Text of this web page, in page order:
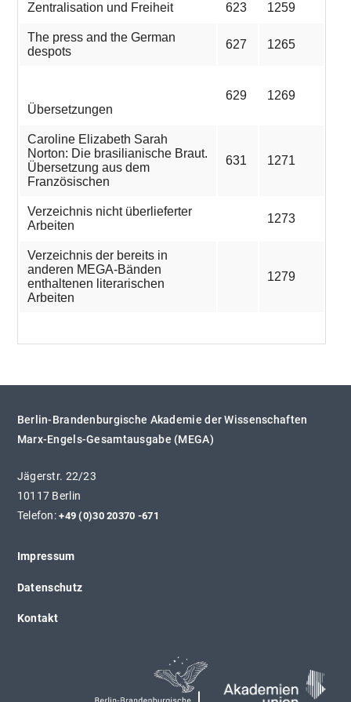
Zentralisation und Freiheit 623 1259
The press and the German
despots
627 1265
Übersetzungen
629 1269
Caroline Elizabeth Sarah
Norton: Die brasilianische Braut.
Übersetzung aus dem
Französischen
631 1271
Verzeichnis nicht überlieferter
Arbeiten
1273
Verzeichnis der bereits in
anderen MEGA-Bänden
enthaltenen literarischen
Arbeiten
1279
Berlin-Brandenburgische Akademie der Wissenschaften
Marx-Engels-Gesamtausgabe (MEGA)
Jägerstr. 22/23
10117 Berlin
Telefon:+49 (0)30 20370 -671
Impressum
Datenschutz
Kontakt